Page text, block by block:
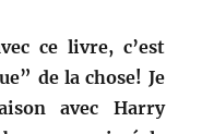
ce livre, c’est
de la chose! Je
avec Harry